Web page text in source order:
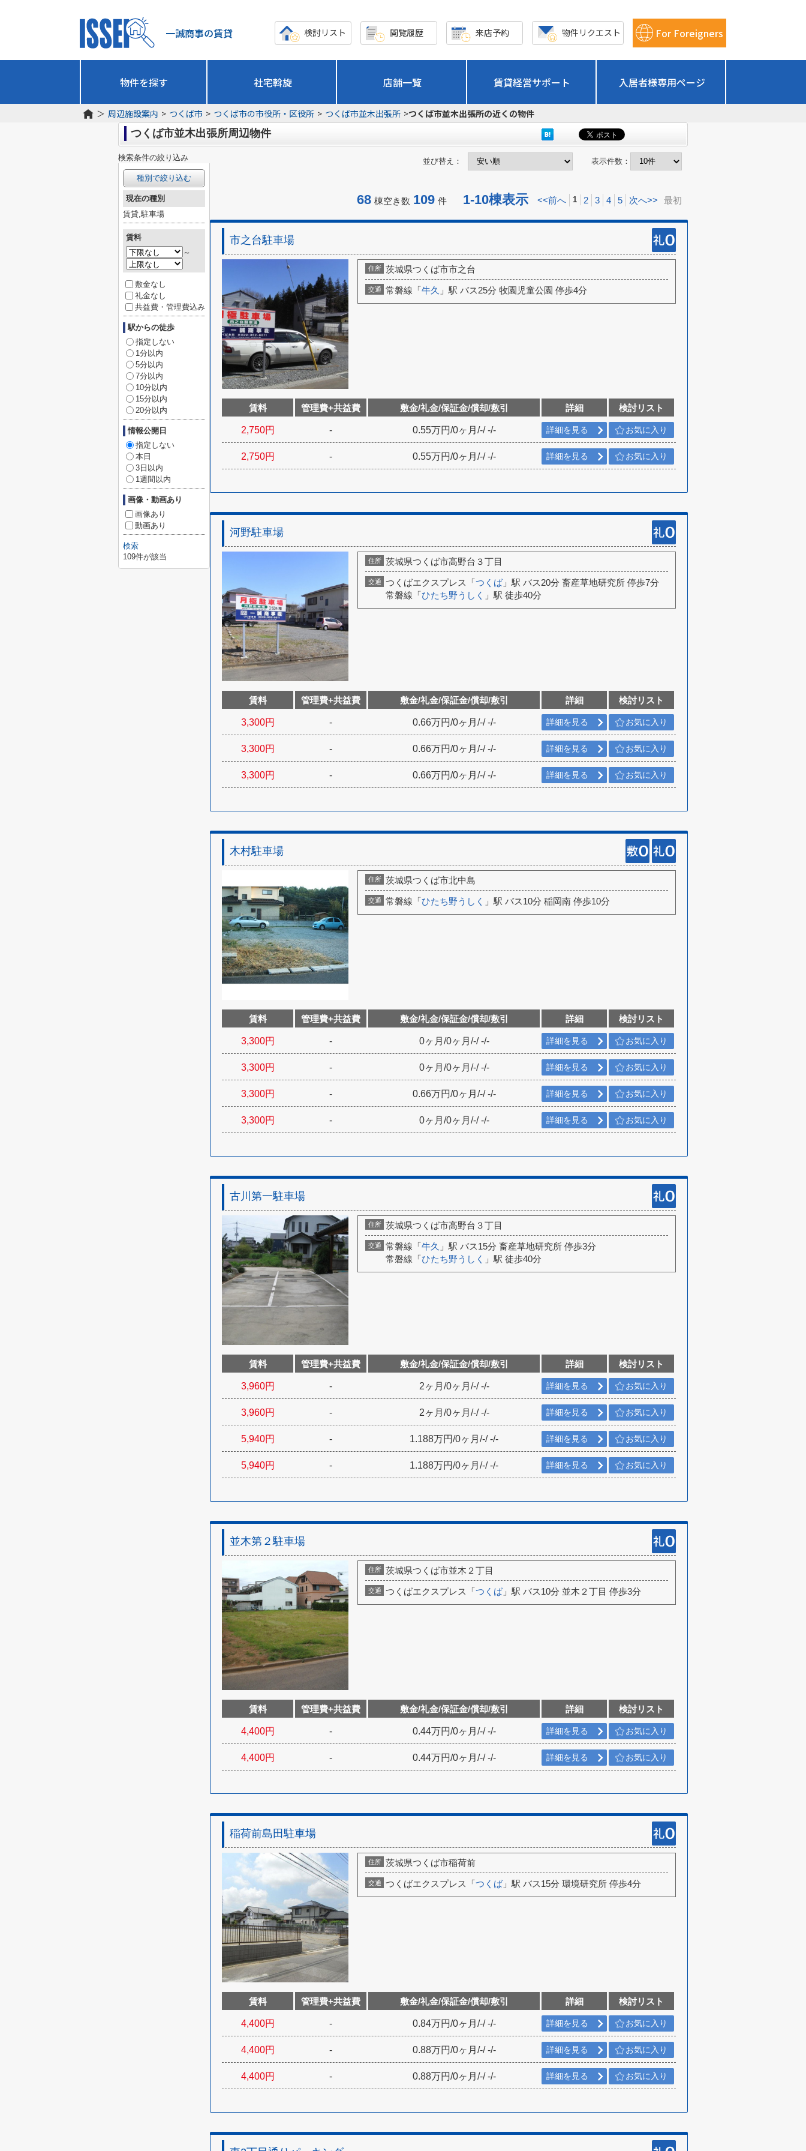
一誠商事の賃貸 検討リスト 閲覧履歴 来店予約 物件リクエスト For Foreigners
物件を探す 社宅斡旋 店舗一覧 賃貸経営サポート 入居者様専用ページ
＞ 周辺施設案内 > つくば市 > つくば市の市役所・区役所 > つくば市並木出張所 >つくば市並木出張所の近くの物件
つくば市並木出張所周辺物件
検索条件の絞り込み
種別で絞り込む
現在の種別
賃貸,駐車場
賃料
～
敷金なし
礼金なし
共益費・管理費込み
駅からの徒歩
指定しない
1分以内
5分以内
7分以内
10分以内
15分以内
20分以内
情報公開日
指定しない
本日
3日以内
1週間以内
画像・動画あり
画像あり
動画あり
検索
109件が該当
並び替え： 表示件数：
68 棟空き数 109 件 1-10棟表示 <<前へ 1 2 3 4 5 次へ>> 最初
市之台駐車場
住所 茨城県つくば市市之台
交通 常磐線「牛久 」駅 バス25分 牧園児童公園 停歩4分
賃料 管理費+共益費 敷金/礼金/保証金/償却/敷引 詳細 検討リスト
2,750円 - 0.55万円/0ヶ月 /-/-/- 詳細を見る お気に入り
2,750円 - 0.55万円/0ヶ月 /-/-/- 詳細を見る お気に入り
河野駐車場
住所 茨城県つくば市高野台３丁目
交通 つくばエクスプレス「つくば」駅 バス20分 畜産草地研究所 停歩7分
常磐線「ひたち野うしく 」駅 徒歩40分
賃料 管理費+共益費 敷金/礼金/保証金/償却/敷引 詳細 検討リスト
3,300円 - 0.66万円/0ヶ月 /-/-/- 詳細を見る お気に入り
3,300円 - 0.66万円/0ヶ月 /-/-/- 詳細を見る お気に入り
3,300円 - 0.66万円/0ヶ月 /-/-/- 詳細を見る お気に入り
木村駐車場
住所 茨城県つくば市北中島
交通 常磐線「ひたち野うしく 」駅 バス10分 稲岡南 停歩10分
賃料 管理費+共益費 敷金/礼金/保証金/償却/敷引 詳細 検討リスト
3,300円 - 0ヶ月 /0ヶ月 /-/-/- 詳細を見る お気に入り
3,300円 - 0ヶ月 /0ヶ月 /-/-/- 詳細を見る お気に入り
3,300円 - 0.66万円/0ヶ月 /-/-/- 詳細を見る お気に入り
3,300円 - 0ヶ月 /0ヶ月 /-/-/- 詳細を見る お気に入り
古川第一駐車場
住所 茨城県つくば市高野台３丁目
交通 常磐線「牛久 」駅 バス15分 畜産草地研究所 停歩3分
常磐線「ひたち野うしく 」駅 徒歩40分
賃料 管理費+共益費 敷金/礼金/保証金/償却/敷引 詳細 検討リスト
3,960円 - 2ヶ月 /0ヶ月 /-/-/- 詳細を見る お気に入り
3,960円 - 2ヶ月 /0ヶ月 /-/-/- 詳細を見る お気に入り
5,940円 - 1.188万円/0ヶ月 /-/-/- 詳細を見る お気に入り
5,940円 - 1.188万円/0ヶ月 /-/-/- 詳細を見る お気に入り
並木第２駐車場
住所 茨城県つくば市並木２丁目
交通 つくばエクスプレス「つくば」駅 バス10分 並木２丁目 停歩3分
賃料 管理費+共益費 敷金/礼金/保証金/償却/敷引 詳細 検討リスト
4,400円 - 0.44万円/0ヶ月 /-/-/- 詳細を見る お気に入り
4,400円 - 0.44万円/0ヶ月 /-/-/- 詳細を見る お気に入り
稲荷前島田駐車場
住所 茨城県つくば市稲荷前
交通 つくばエクスプレス「つくば」駅 バス15分 環境研究所 停歩4分
賃料 管理費+共益費 敷金/礼金/保証金/償却/敷引 詳細 検討リスト
4,400円 - 0.84万円/0ヶ月 /-/-/- 詳細を見る お気に入り
4,400円 - 0.88万円/0ヶ月 /-/-/- 詳細を見る お気に入り
4,400円 - 0.88万円/0ヶ月 /-/-/- 詳細を見る お気に入り